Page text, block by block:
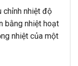
nhiệt độ
bằng nhiệt hoạt
nhiệt của một